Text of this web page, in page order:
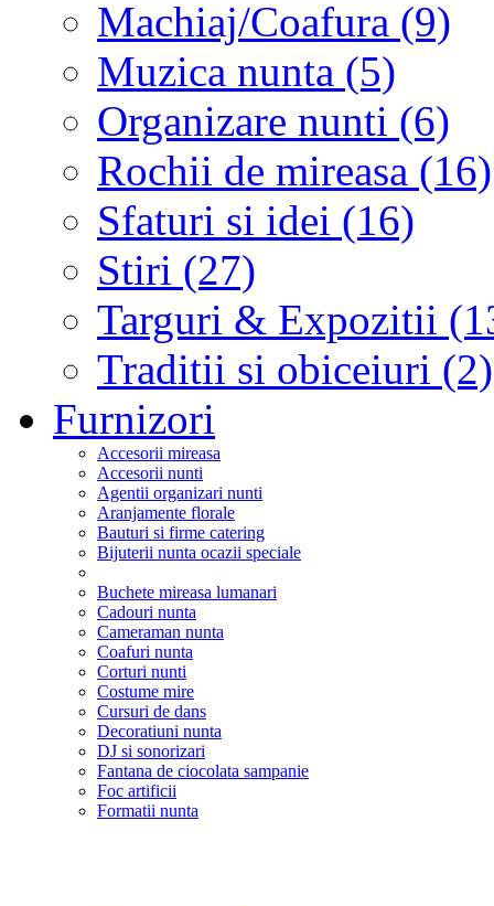
Machiaj/Coafura (9)
Muzica nunta (5)
Organizare nunti (6)
Rochii de mireasa (16)
Sfaturi si idei (16)
Stiri (27)
Targuri & Expozitii
Traditii si obiceiuri (2)
Furnizori
Accesorii mireasa
Accesorii nunti
Agentii organizari nunti
Aranjamente florale
Bauturi si firme catering
Bijuterii nunta ocazii speciale
Buchete mireasa lumanari
Cadouri nunta
Cameraman nunta
Coafuri nunta
Corturi nunti
Costume mire
Cursuri de dans
Decoratiuni nunta
DJ si sonorizari
Fantana de ciocolata sampanie
Foc artificii
Formatii nunta